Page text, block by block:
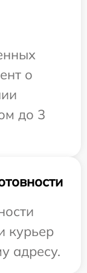
о
до 3
курьер
адресу.